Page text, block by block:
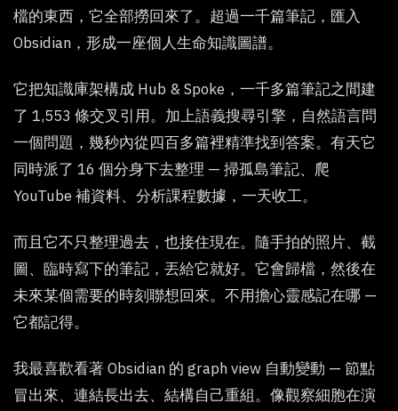
檔的東西，它全部撈回來了。超過一千篇筆記，匯入
Obsidian，形成一座個人生命知識圖譜。
它把知識庫架構成 Hub & Spoke，一千多篇筆記之間建
了 1,553 條交叉引用。加上語義搜尋引擎，自然語言問
一個問題，幾秒內從四百多篇裡精準找到答案。有天它
同時派了 16 個分身下去整理 — 掃孤島筆記、爬
YouTube 補資料、分析課程數據，一天收工。
而且它不只整理過去，也接住現在。隨手拍的照片、截
圖、臨時寫下的筆記，丟給它就好。它會歸檔，然後在
未來某個需要的時刻聯想回來。不用擔心靈感記在哪 —
它都記得。
我最喜歡看著 Obsidian 的 graph view 自動變動 — 節點
冒出來、連結長出去、結構自己重組。像觀察細胞在演